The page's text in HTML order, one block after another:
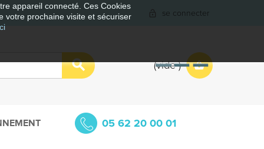
appareil connecté. Ces Cookies
votre prochaine visite et sécuriser
se connecter
vide
05 62 20 00 01